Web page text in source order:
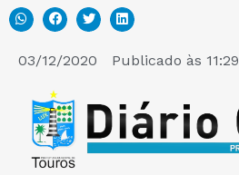
03/12/2020 Publicado às 11:29
PERGUNTAS FREQUENTES